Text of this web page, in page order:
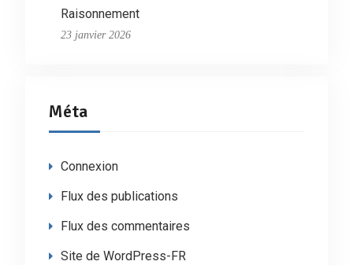
Raisonnement
23 janvier 2026
Méta
Connexion
Flux des publications
Flux des commentaires
Site de WordPress-FR